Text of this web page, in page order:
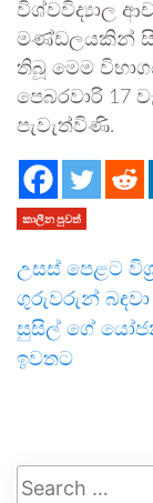
විශ්වවිද්‍යාල
මණ්ඩලයකින්
තිබූ මෙම
පෙබරවාරි 17
පැවැත්විණි.
කාලීන පුවත්
උසස් පෙළට
ගුරුවරුන් බඳවා
සුසිල් ගේ
ඉවතට